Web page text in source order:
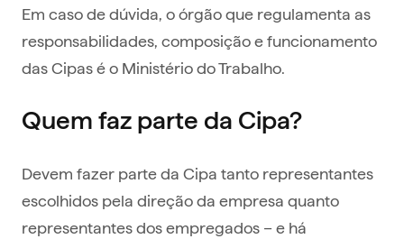
Em caso de dúvida, o órgão que regulamenta as
responsabilidades, composição e funcionamento
das Cipas é o Ministério do Trabalho.
Quem faz parte da Cipa?
Devem fazer parte da Cipa tanto representantes
escolhidos pela direção da empresa quanto
representantes dos empregados – e há